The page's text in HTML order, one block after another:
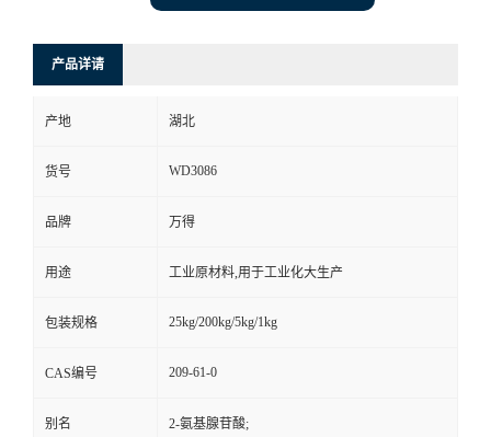
产品详请
产地 湖北
货号 WD3086
品牌 万得
用途 工业原材料,用于工业化大生产
包装规格 25kg/200kg/5kg/1kg
CAS编号 209-61-0
别名 2-氨基腺苷酸;